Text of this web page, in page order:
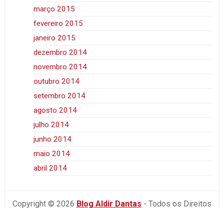
março 2015
fevereiro 2015
janeiro 2015
dezembro 2014
novembro 2014
outubro 2014
setembro 2014
agosto 2014
julho 2014
junho 2014
maio 2014
abril 2014
Copyright © 2026 Blog Aldir Dantas - Todos os Direitos